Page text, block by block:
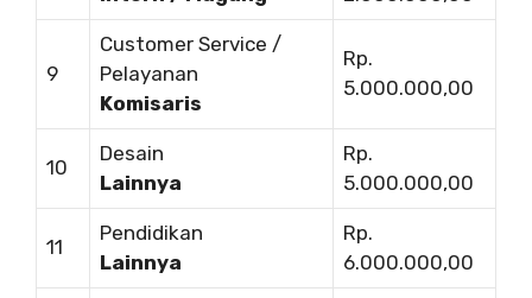
9
Customer Service /
Pelayanan
Komisaris
Rp.
5.000.000,00
10
Desain
Lainnya
Rp.
5.000.000,00
11
Pendidikan
Lainnya
Rp.
6.000.000,00